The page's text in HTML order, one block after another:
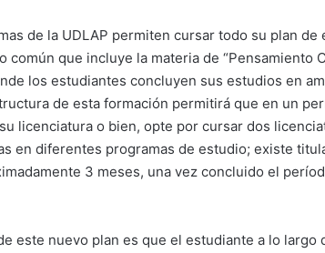
de la UDLAP permiten cursar todo su plan
común que incluye la materia de “Pensamiento
los estudiantes concluyen sus estudios en
de esta formación permitirá que en un
licenciatura o bien, opte por cursar dos
en diferentes programas de estudio; existe
3 meses, una vez concluido el
este nuevo plan es que el estudiante a lo